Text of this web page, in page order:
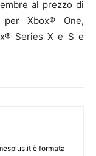
al prezzo di
Xbox® One,
Series X e S e
è formata